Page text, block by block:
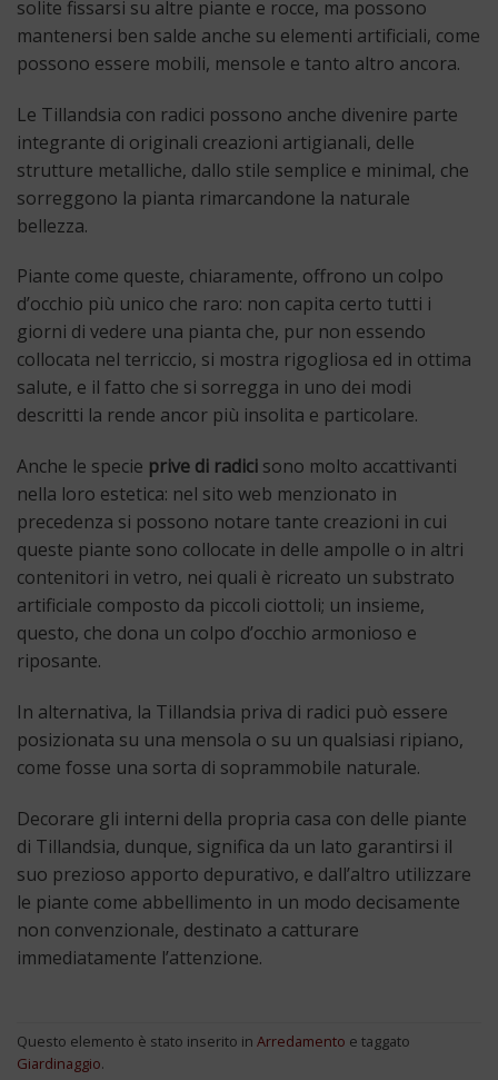
solite fissarsi su altre piante e rocce, ma possono
mantenersi ben salde anche su elementi artificiali, come
possono essere mobili, mensole e tanto altro ancora.
Le Tillandsia con radici possono anche divenire parte
integrante di originali creazioni artigianali, delle
strutture metalliche, dallo stile semplice e minimal, che
sorreggono la pianta rimarcandone la naturale
bellezza.
Piante come queste, chiaramente, offrono un colpo
d’occhio più unico che raro: non capita certo tutti i
giorni di vedere una pianta che, pur non essendo
collocata nel terriccio, si mostra rigogliosa ed in ottima
salute, e il fatto che si sorregga in uno dei modi
descritti la rende ancor più insolita e particolare.
Anche le specie prive di radici sono molto accattivanti
nella loro estetica: nel sito web menzionato in
precedenza si possono notare tante creazioni in cui
queste piante sono collocate in delle ampolle o in altri
contenitori in vetro, nei quali è ricreato un substrato
artificiale composto da piccoli ciottoli; un insieme,
questo, che dona un colpo d’occhio armonioso e
riposante.
In alternativa, la Tillandsia priva di radici può essere
posizionata su una mensola o su un qualsiasi ripiano,
come fosse una sorta di soprammobile naturale.
Decorare gli interni della propria casa con delle piante
di Tillandsia, dunque, significa da un lato garantirsi il
suo prezioso apporto depurativo, e dall’altro utilizzare
le piante come abbellimento in un modo decisamente
non convenzionale, destinato a catturare
immediatamente l’attenzione.
Questo elemento è stato inserito in Arredamento e taggato
Giardinaggio.